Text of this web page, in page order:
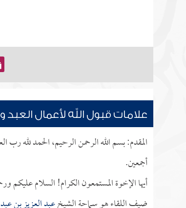
علامات قبول الله لأعمال العبد
المقدم: بسم الله الرحمن الرحيم، الحمد لله رب
أجمعين.
أيها الإخوة المستمعون الكرام! السلام عليكم